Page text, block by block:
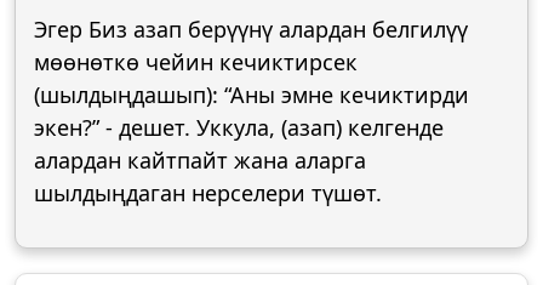
Эгер Биз азап берүүнү алардан белгилүү
мөөнөткө чейин кечиктирсек
(шылдыңдашып): “Аны эмне кечиктирди
экен?” - дешет. Уккула, (азап) келгенде
алардан кайтпайт жана аларга
шылдыңдаган нерселери түшөт.